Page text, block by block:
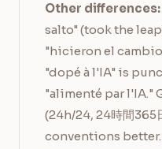
Other differences:
salto" (took the
"hicieron el
"dopé à l'IA" is
"alimenté par l'IA."
(24h/24, 24時間365
conventions better.